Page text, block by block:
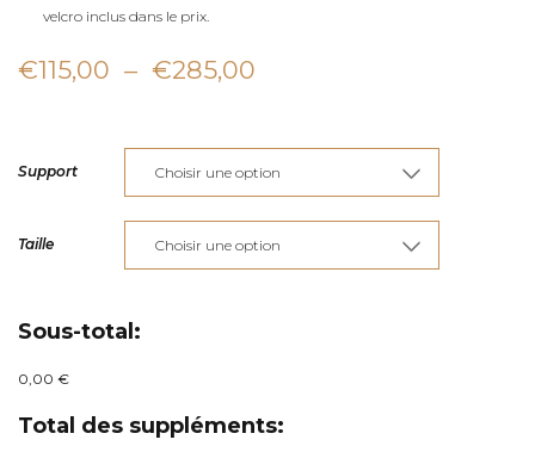
velcro inclus dans le prix.
€115,00 – €285,00
prix :
€115,00
à
€285,00
Support
Taille
Sous-total:
0,00 €
Total des suppléments: